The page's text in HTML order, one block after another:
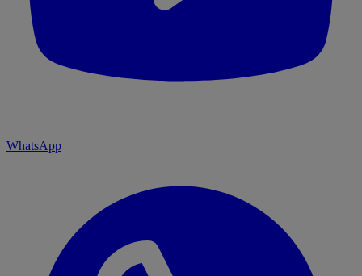
WhatsApp